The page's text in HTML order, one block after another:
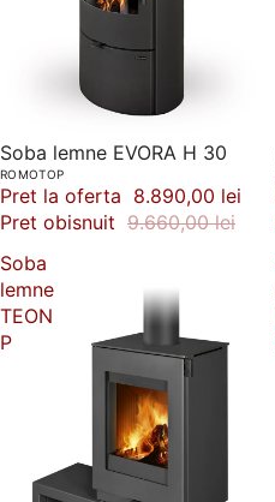
-8%
Soba lemne EVORA H 30
ROMOTOP
Pret la oferta 8.890,00 lei
Pret obisnuit 9.660,00 lei
Soba
lemne
TEON
P